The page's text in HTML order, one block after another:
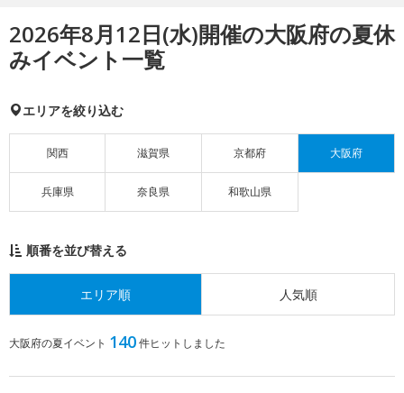
2026年8月12日(水)開催の大阪府の夏休
みイベント一覧
エリアを絞り込む
関西 滋賀県 京都府 大阪府
兵庫県 奈良県 和歌山県
順番を並び替える
エリア順 人気順
大阪府の夏イベント 140件ヒットしました